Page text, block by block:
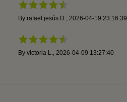
By rafael jesús D. 2026-04-19 23:16:39
By victoria L. 2026-04-09 13:27:40